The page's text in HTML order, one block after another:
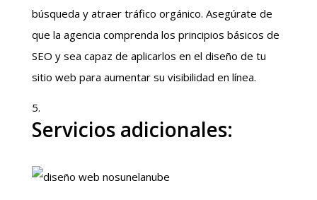
búsqueda y atraer tráfico orgánico. Asegúrate de
que la agencia comprenda los principios básicos de
SEO y sea capaz de aplicarlos en el diseño de tu
sitio web para aumentar su visibilidad en línea.
Servicios adicionales: